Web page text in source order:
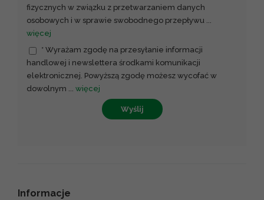
fizycznych w związku z przetwarzaniem danych
osobowych i w sprawie swobodnego przepływu ...
więcej
* Wyrażam zgodę na przesyłanie informacji
handlowej i newslettera środkami komunikacji
elektronicznej. Powyższą zgodę możesz wycofać w
dowolnym ... więcej
Wyślij
Informacje